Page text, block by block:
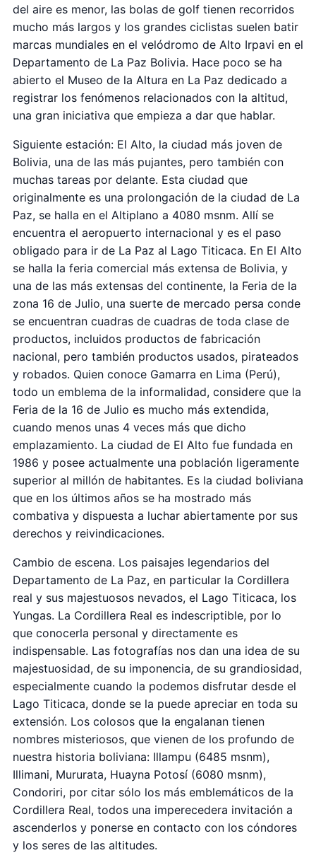
del aire es menor, las bolas de golf tienen recorridos
mucho más largos y los grandes ciclistas suelen batir
marcas mundiales en el velódromo de Alto Irpavi en el
Departamento de La Paz Bolivia. Hace poco se ha
abierto el Museo de la Altura en La Paz dedicado a
registrar los fenómenos relacionados con la altitud,
una gran iniciativa que empieza a dar que hablar.
Siguiente estación: El Alto, la ciudad más joven de
Bolivia, una de las más pujantes, pero también con
muchas tareas por delante. Esta ciudad que
originalmente es una prolongación de la ciudad de La
Paz, se halla en el Altiplano a 4080 msnm. Allí se
encuentra el aeropuerto internacional y es el paso
obligado para ir de La Paz al Lago Titicaca. En El Alto
se halla la feria comercial más extensa de Bolivia, y
una de las más extensas del continente, la Feria de la
zona 16 de Julio, una suerte de mercado persa conde
se encuentran cuadras de cuadras de toda clase de
productos, incluidos productos de fabricación
nacional, pero también productos usados, pirateados
y robados. Quien conoce Gamarra en Lima (Perú),
todo un emblema de la informalidad, considere que la
Feria de la 16 de Julio es mucho más extendida,
cuando menos unas 4 veces más que dicho
emplazamiento. La ciudad de El Alto fue fundada en
1986 y posee actualmente una población ligeramente
superior al millón de habitantes. Es la ciudad boliviana
que en los últimos años se ha mostrado más
combativa y dispuesta a luchar abiertamente por sus
derechos y reivindicaciones.
Cambio de escena. Los paisajes legendarios del
Departamento de La Paz, en particular la Cordillera
real y sus majestuosos nevados, el Lago Titicaca, los
Yungas. La Cordillera Real es indescriptible, por lo
que conocerla personal y directamente es
indispensable. Las fotografías nos dan una idea de su
majestuosidad, de su imponencia, de su grandiosidad,
especialmente cuando la podemos disfrutar desde el
Lago Titicaca, donde se la puede apreciar en toda su
extensión. Los colosos que la engalanan tienen
nombres misteriosos, que vienen de los profundo de
nuestra historia boliviana: Illampu (6485 msnm),
Illimani, Mururata, Huayna Potosí (6080 msnm),
Condoriri, por citar sólo los más emblemáticos de la
Cordillera Real, todos una imperecedera invitación a
ascenderlos y ponerse en contacto con los cóndores
y los seres de las altitudes.